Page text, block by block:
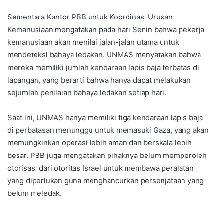
Sementara Kantor PBB untuk Koordinasi Urusan
Kemanusiaan mengatakan pada hari Senin bahwa pekerja
kemanusiaan akan menilai jalan-jalan utama untuk
mendeteksi bahaya ledakan. UNMAS menyatakan bahwa
mereka memiliki jumlah kendaraan lapis baja terbatas di
lapangan, yang berarti bahwa hanya dapat melakukan
sejumlah penilaian bahaya ledakan setiap hari.
Saat ini, UNMAS hanya memiliki tiga kendaraan lapis baja
di perbatasan menunggu untuk memasuki Gaza, yang akan
memungkinkan operasi lebih aman dan berskala lebih
besar. PBB juga mengatakan pihaknya belum memperoleh
otorisasi dari otoritas Israel untuk membawa peralatan
yang diperlukan guna menghancurkan persenjataan yang
belum meledak.